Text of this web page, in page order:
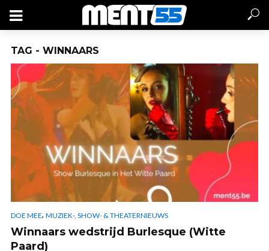
TAG - WINNAARS
DOE MEE, MUZIEK-, SHOW- & THEATERNIEUWS
Winnaars wedstrijd Burlesque (Witte
Paard)